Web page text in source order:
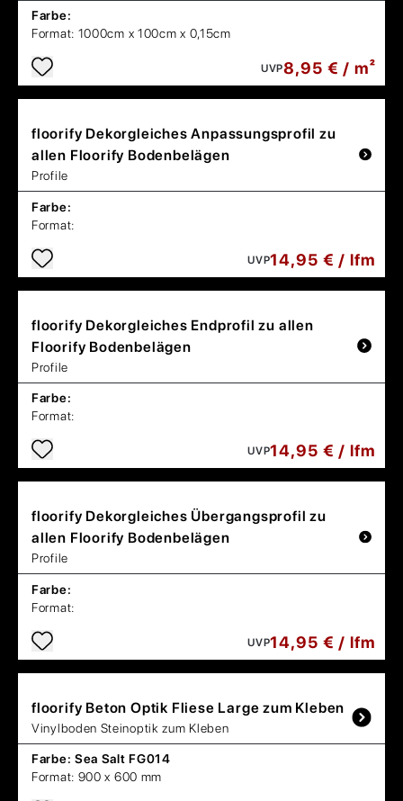
Farbe:
Format: 1000cm x 100cm x 0,15cm
UVP8,95 € / m²
floorify Dekorgleiches Anpassungsprofil zu
allen Floorify Bodenbelägen
Profile
Farbe:
Format:
UVP14,95 € / lfm
floorify Dekorgleiches Endprofil zu allen
Floorify Bodenbelägen
Profile
Farbe:
Format:
UVP14,95 € / lfm
floorify Dekorgleiches Übergangsprofil zu
allen Floorify Bodenbelägen
Profile
Farbe:
Format:
UVP14,95 € / lfm
floorify Beton Optik Fliese Large zum Kleben
Vinylboden Steinoptik zum Kleben
Farbe: Sea Salt FG014
Format: 900 x 600 mm